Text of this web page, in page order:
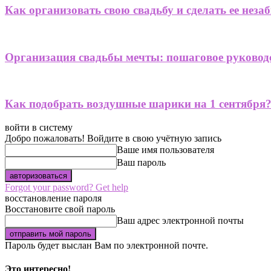
Как организовать свою свадьбу и сделать ее
Организация свадьбы мечты: пошаговое
Как подобрать воздушные шарики на 1 сентября?
войти в систему
Добро пожаловать! Войдите в свою учётную запись
Ваше имя пользователя
Ваш пароль
Forgot your password? Get help
восстановление пароля
Восстановите свой пароль
Ваш адрес электронной почты
Пароль будет выслан Вам по электронной почте.
Это интересно!